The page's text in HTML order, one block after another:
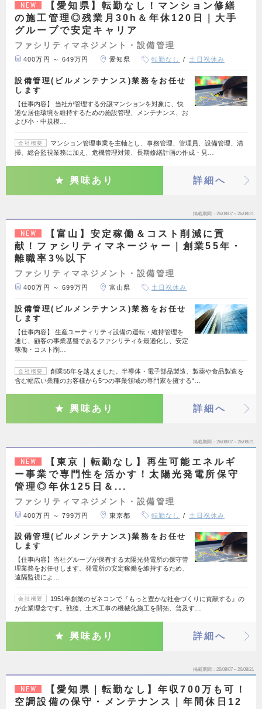
NEW
【愛知県】転勤なし！マンション修繕
の施工管理◎残業月30h＆年休120日｜大手
グループで安定キャリア
ファシリティマネジメント・設備管理
400万円 ～ 649万円 愛知県 転勤なし 土日祝休み
設備管理(ビルメンテナンス)業務をお任せ
します
【仕事内容】 当社が管理する分譲マンションを対象に、快
適な居住環境を維持するための施設管理、メンテナンス、お
よび小・中規模…
会社概要
マンション管理事業を主軸とし、事務管理、管理員、設備管理、清
掃、総合監視業務に加え、危機管理対策、長期修繕計画の作成・見…
興味あり 詳細へ
掲載期間 26/08/07～26/08/21
NEW
【富山】安定稼働＆コスト削減に貢
献！ファシリティマネージャー｜創業55年・
離職率3%以下
ファシリティマネジメント・設備管理
400万円 ～ 699万円 富山県 土日祝休み
設備管理(ビルメンテナンス)業務をお任せ
します
【仕事内容】 生産ユーティリティ設備の運転・維持管理を
通じ、顧客の事業基盤であるファシリティを最適化し、安定
稼働・コスト削…
会社概要
創業55年を越えました。半導体・電子部品製造、製薬や食品製造を
含む幅広い業種のお客様から5つの事業領域の専門家を擁する“…
興味あり 詳細へ
掲載期間 26/08/07～26/08/21
NEW
【東京｜転勤なし】再生可能エネルギ
ー事業で専門性を活かす！太陽光発電所保守
管理◎年休125日＆...
ファシリティマネジメント・設備管理
400万円 ～ 799万円 東京都 転勤なし 土日祝休み
設備管理(ビルメンテナンス)業務をお任せ
します
【仕事内容】当社グループが保有する太陽光発電所の保守管
理業務をお任せします。発電所の安定稼働を維持するため、
遠隔監視によ…
会社概要
1951年創業のゼネコンで『もっと豊かな社会づくりに貢献する』の
が企業理念です。戦後、土木工事の機械化施工を開拓、普及す…
興味あり 詳細へ
掲載期間 26/08/07～26/08/21
NEW
【愛知県｜転勤なし】年収700万も可！
空調設備の保守・メンテナンス｜年間休日12